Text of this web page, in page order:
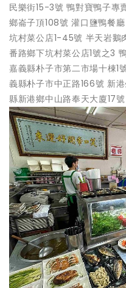
民樂街15-3號 鴨對寶鴨子
鄉崙子頂108號 灌口鹽鴨餐
坑村菜公店1-45號 半天岩
番路鄉下坑村菜公店1號之3
嘉義縣朴子市第二市場十棟
義縣朴子市中正路166號 新
縣新港鄉中山路奉天大廈17號